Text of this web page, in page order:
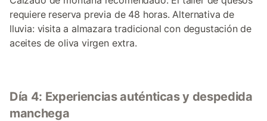
requiere reserva previa de 48 horas. Alternativa de
lluvia: visita a almazara tradicional con degustación de
aceites de oliva virgen extra.
Día 4: Experiencias auténticas y despedida
manchega